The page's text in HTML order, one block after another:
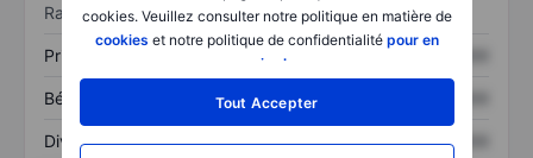
cookies. Veuillez consulter notre politique en matière de
cookies et notre politique de confidentialité pour en
savoir plus
Tout Accepter
Ratios
Prix / ventes XXXXXXX
Bénéfice par action XXXXXXX
Dividende par action XXXXXXX XXXXXXX